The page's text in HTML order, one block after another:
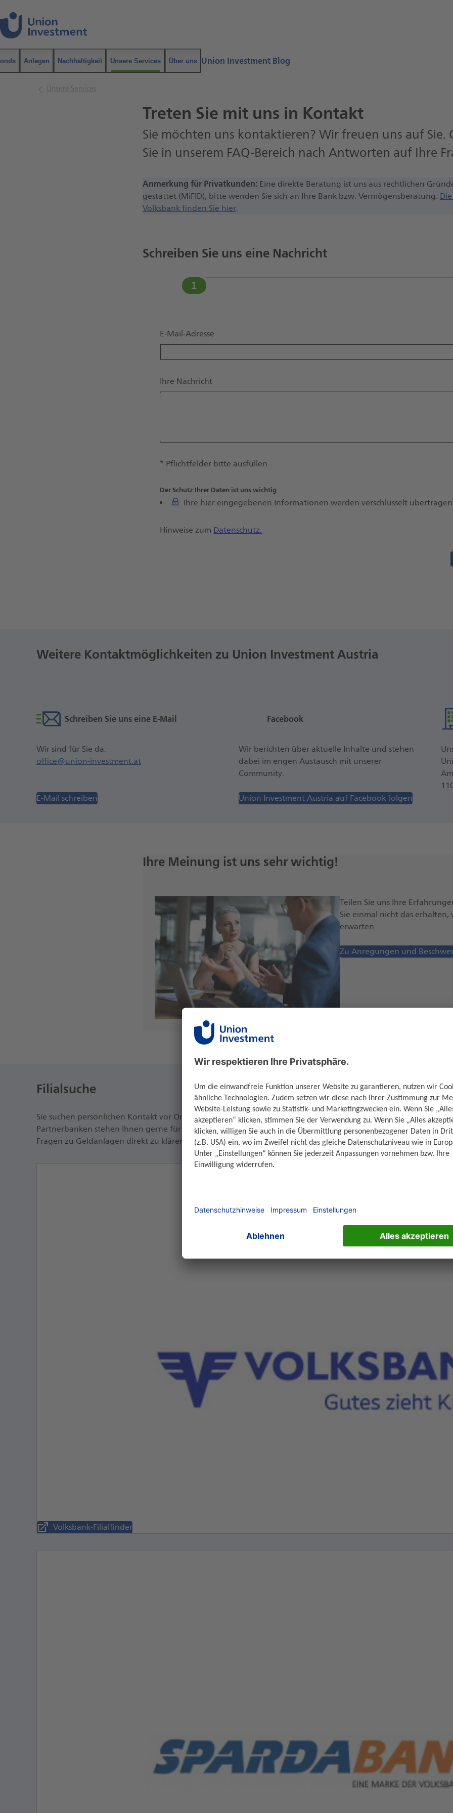
Navigation
InhaltAnlegen Nachhaltigkeit Unsere Services Über uns Union Investment Blog
Unsere Services
Treten Sie mit uns in Kontakt
Sie möchten uns kontaktieren? Wir freuen uns auf Sie.
Sie in unserem FAQ-Bereich nach Antworten auf Ihre
Anmerkung für Privatkunden: Eine direkte Beratung ist uns aus rechtlichen
gestattet (MiFID), bitte wenden Sie sich an Ihre Bank bzw. Vermögensberatung.
Volksbank finden Sie hier.
Schreiben Sie uns eine Nachricht
* Pflichtfelder bitte ausfüllen
Der Schutz Ihrer Daten ist uns wichtig
Ihre hier eingegebenen Informationen werden verschlüsselt
Hinweise zum Datenschutz.
Weitere Kontaktmöglichkeiten zu Union Investment Austria
Schreiben Sie uns eine E-Mail
Wir sind für Sie da.
office@union-investment.at
E-Mail schreiben
Facebook
Wir berichten über aktuelle Inhalte und stehen
dabei im engen Austausch mit unserer
Community.
Union Investment Austria auf Facebook folgen
Ihre Meinung ist uns sehr wichtig!
Teilen Sie uns Ihre
Sie einmal nicht das erhalten,
erwarten.
Zu Anregungen und
Filialsuche
Sie suchen persönlichen Kontakt vor Ort? Dann nutzen Sie die Filialsuche und finden Ihren Kontakt zu unseren
Partnerbanken stehen Ihnen gerne für ein persönliches Beratungsgespräch zur Verfügung. Finden Sie den
Fragen zu Geldanlagen direkt zu klären.
Volksbank-Filialfinder
Öffnet